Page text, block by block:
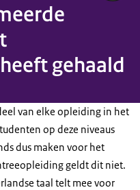
gehaald
van elke opleiding in het
op deze niveaus
dus maken voor het
geldt dit niet.
taal telt mee voor